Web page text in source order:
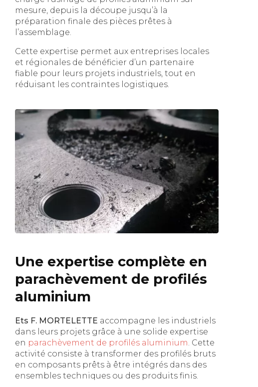
mesure, depuis la découpe jusqu’à la
préparation finale des pièces prêtes à
l’assemblage.
Cette expertise permet aux entreprises locales
et régionales de bénéficier d’un partenaire
fiable pour leurs projets industriels, tout en
réduisant les contraintes logistiques.
Une expertise complète en
parachèvement de profilés
aluminium
Ets F. MORTELETTE accompagne les industriels
dans leurs projets grâce à une solide expertise
en parachèvement de profilés aluminium . Cette
activité consiste à transformer des profilés bruts
en composants prêts à être intégrés dans des
ensembles techniques ou des produits finis.